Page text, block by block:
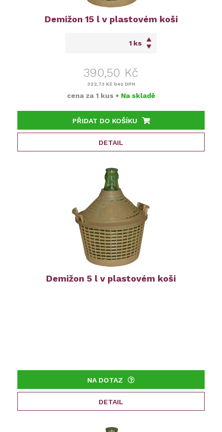
Demižon 15 l v plastovém koši
ks
390,50 Kč
322,73 Kč bez DPH
cena za 1 kus • Na skladě
PŘIDAT DO KOŠÍKU
DETAIL
Demižon 5 l v plastovém koši
NA DOTAZ
DETAIL